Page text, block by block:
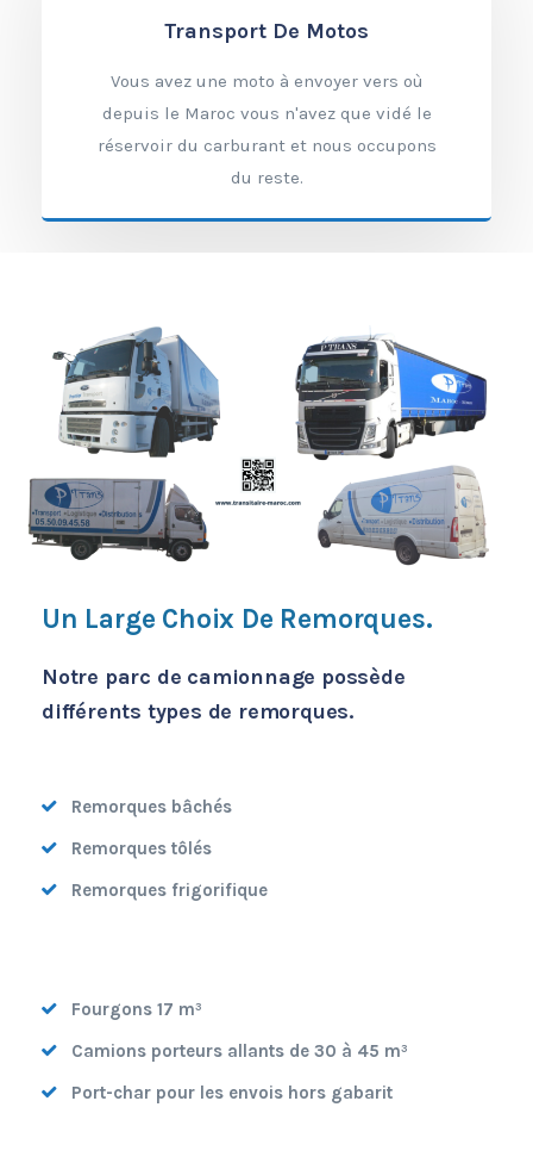
Transport De Motos
Vous avez une moto à envoyer vers où
depuis le Maroc vous n'avez que vidé le
réservoir du carburant et nous occupons
du reste.
Un Large Choix De Remorques.
Notre parc de camionnage possède
différents types de remorques.
Remorques bâchés
Remorques tôlés
Remorques frigorifique
Fourgons 17 m³
Camions porteurs allants de 30 à 45 m³
Port-char pour les envois hors gabarit